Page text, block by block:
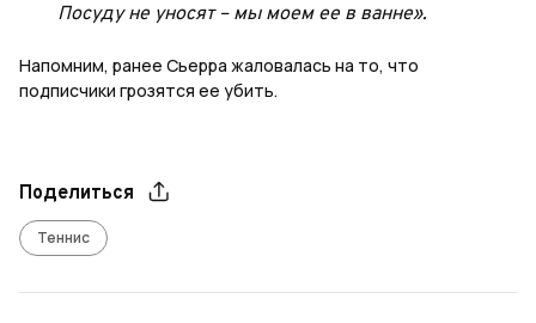
Посуду не уносят – мы моем ее в ванне».
Напомним, ранее Сьерра жаловалась на то, что
подписчики грозятся ее убить.
Поделиться
Теннис